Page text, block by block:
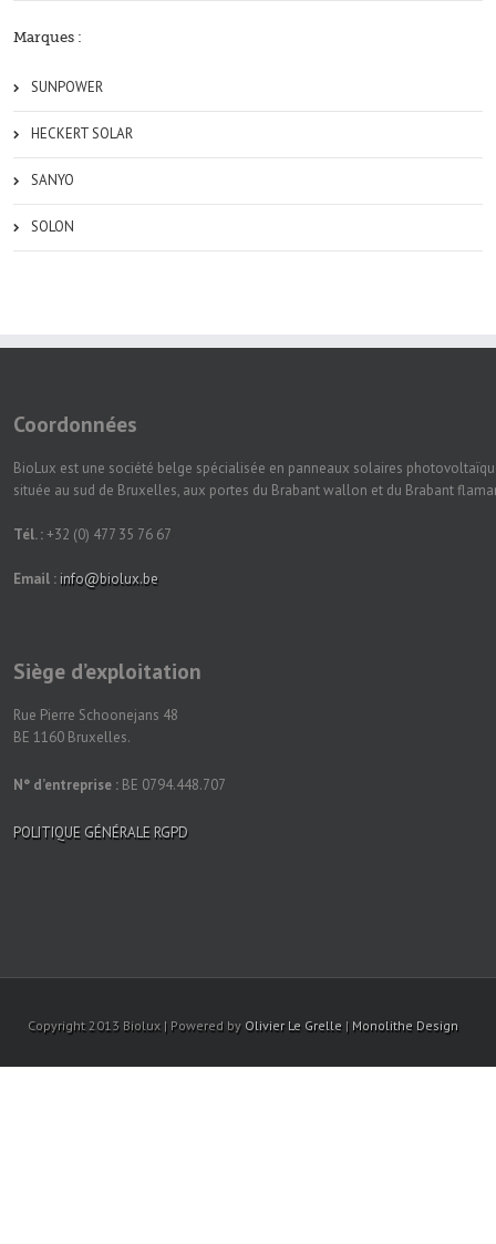
Marques :
SUNPOWER
HECKERT SOLAR
SANYO
SOLON
Coordonnées
BioLux est une société belge spécialisée en panneaux solaires
située au sud de Bruxelles, aux portes du Brabant wallon et du Brabant
Tél. :+32 (0) 477 35 76 67
Email : info@biolux.be
Siège d’exploitation
Rue Pierre Schoonejans 48
BE 1160 Bruxelles.
N° d’entreprise : BE 0794.448.707
POLITIQUE GÉNÉRALE RGPD
Copyright 2013 Biolux | Powered by Olivier Le Grelle | Monolithe Design